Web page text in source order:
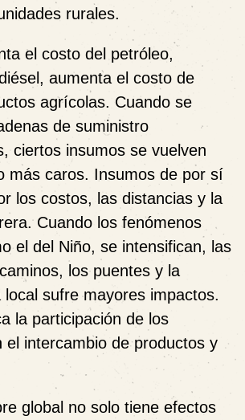
rurales.
el costo del petróleo,
aumenta el costo de
agrícolas. Cuando se
de suministro
ciertos insumos se vuelven
más caros. Insumos de por sí
los costos, las distancias y la
Cuando los fenómenos
el del Niño, se intensifican, las
los puentes y la
sufre mayores impactos.
la participación de los
el intercambio de productos y
global no solo tiene efectos